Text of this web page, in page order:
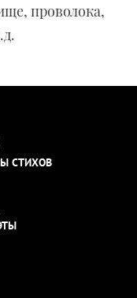
проволока,
СТИХОВ